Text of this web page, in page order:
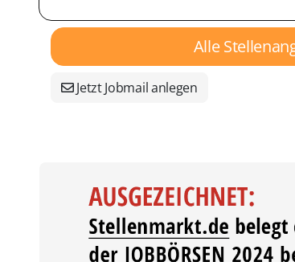
Alle
Jetzt Jobmail anlegen